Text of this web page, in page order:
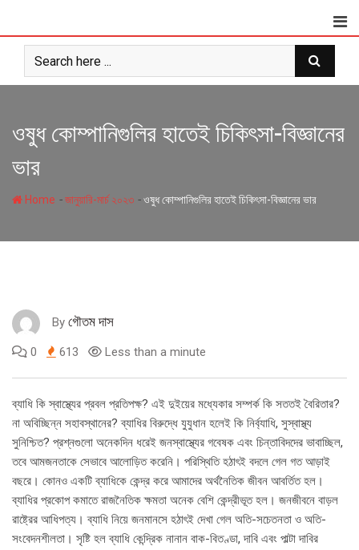
content
ওষুধ কোম্পানিগুলির হাতেই চিকিৎসা-বিজ্ঞানের
ভার
Home -জানুয়ারি-মার্চ ২০২৩ -ওষুধ কোম্পানিগুলির হাতেই চিকিৎসা-বিজ্ঞানের ভার
By গৌতম দাস
0 613 Less than a minute
ব্যাধি কি স্বাস্থ্যের প্রবল প্রতিপক্ষ? এই দুইয়ের মধ্যেকার সম্পর্ক কি সততই বৈরিতার?
না অবিচ্ছিন্ন সহাবস্থানের? ব্যাধির বিরুদ্ধে যুযুধান হলেই কি নির্ব্যাধি, সুস্বাস্থ্য
সুনিশ্চিত? প্রশ্নগুলো অনেকদিন ধরেই জনস্বাস্থ্যের গবেষক এবং চিন্তাবিদদের ভাবাচ্ছিল,
তবে আমজনতাকে সেভাবে আলোড়িত করেনি। পরিস্থিতি হঠাৎই বদলে গেল গত আড়াই
বছরে। কোনও একটি ব্যাধিকে কেন্দ্র করে আমাদের অর্থনৈতিক জীবন আবর্তিত হল।
ব্যাধির প্রকোপ কমাতে রাজনৈতিক ক্ষমতা অনেক বেশি কেন্দ্রীভূত হল। জনজীবনে বাড়ল
রাষ্ট্রের আধিপত্য। ব্যাধি নিয়ে জনমানসে হঠাৎই দেখা গেল অতি-সচেতনতা ও অতি-
সংবেদনশীলতা। সৃষ্টি হল ব্যাধি কেন্দ্রিক নানান বাক-বিতণ্ডা, দাবি এবং পাল্টা দাবির